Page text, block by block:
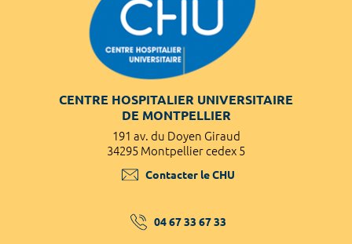
CENTRE HOSPITALIER UNIVERSITAIRE
DE MONTPELLIER
191 av. du Doyen Giraud
34295 Montpellier cedex 5
Contacter le CHU
04 67 33 67 33